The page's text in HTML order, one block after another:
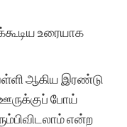
உரையாக
ஆகிய இரண்டு
போய்
என்ற